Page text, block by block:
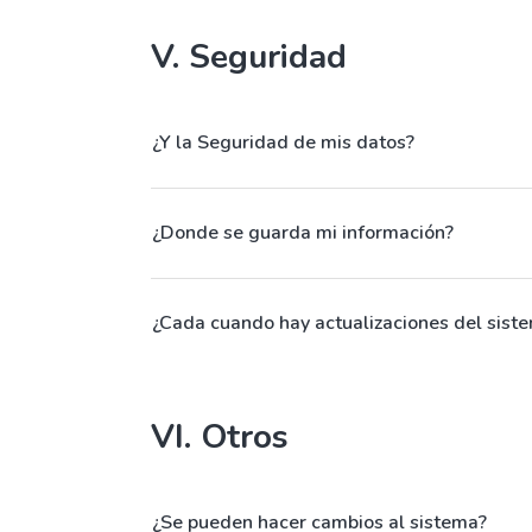
V. Seguridad
¿Y la Seguridad de mis datos?
¿Donde se guarda mi información?
¿Cada cuando hay actualizaciones del
VI. Otros
¿Se pueden hacer cambios al sistema?